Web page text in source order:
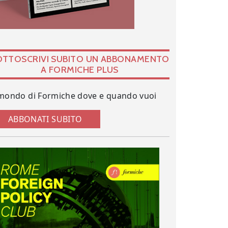
SUBITO UN ABBONAMENTO
A FORMICHE PLUS
di Formiche dove e quando vuoi
ABBONATI SUBITO